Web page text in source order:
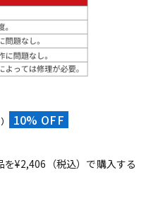
ヴィンテージ
10% OFF
¥2,406（税込）で購入する